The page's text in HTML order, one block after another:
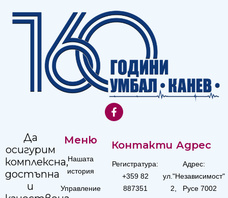
Да
осигурим
комплексна,
достъпна
и
Меню
Нашата
история
Управление
Контакти
Регистратура:
+359 82
887351
Адрес
Адрес:
ул."Независимост"
2, Русе 7002